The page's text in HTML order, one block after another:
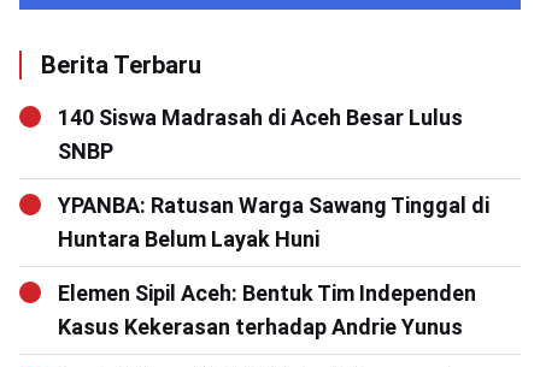
Berita Terbaru
140 Siswa Madrasah di Aceh Besar Lulus
SNBP
YPANBA: Ratusan Warga Sawang Tinggal di
Huntara Belum Layak Huni
Elemen Sipil Aceh: Bentuk Tim Independen
Kasus Kekerasan terhadap Andrie Yunus